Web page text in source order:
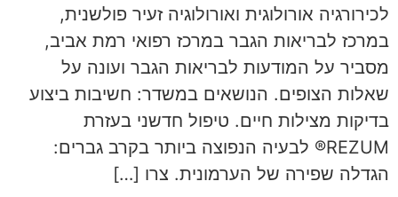
לכירורגיה אורולוגית ואורולוגיה זעיר פולשנית,
במרכז לבריאות הגבר במרכז רפואי רמת אביב,
מסביר על המודעות לבריאות הגבר ועונה על
שאלות הצופים. הנושאים במשדר: חשיבות ביצוע
בדיקות מצילות חיים. טיפול חדשני בעזרת
REZUM® לבעיה הנפוצה ביותר בקרב גברים:
הגדלה שפירה של הערמונית. צרו […]